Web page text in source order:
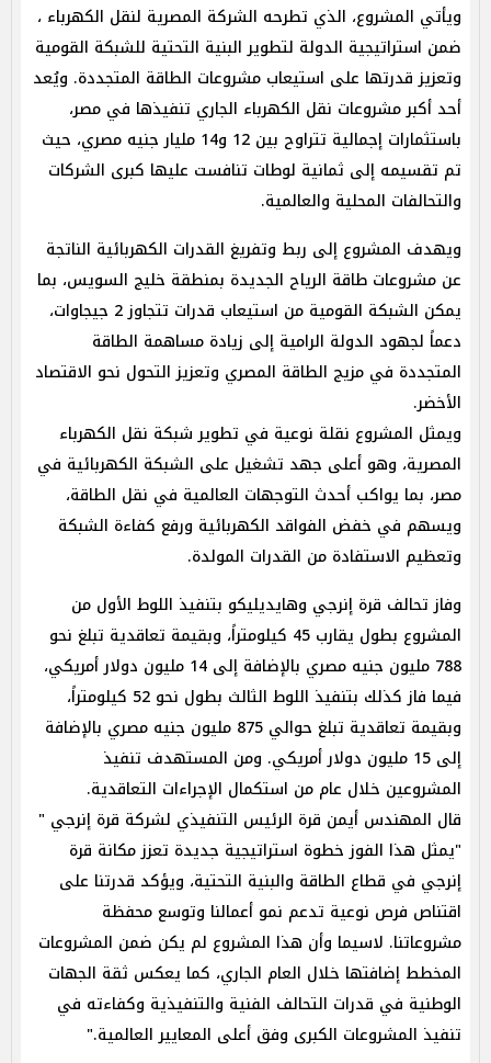
ويأتي المشروع، الذي تطرحه الشركة المصرية لنقل الكهرباء ،
ضمن استراتيجية الدولة لتطوير البنية التحتية للشبكة القومية
وتعزيز قدرتها على استيعاب مشروعات الطاقة المتجددة. ويُعد
أحد أكبر مشروعات نقل الكهرباء الجاري تنفيذها في مصر،
باستثمارات إجمالية تتراوح بين 12 و14 مليار جنيه مصري، حيث
تم تقسيمه إلى ثمانية لوطات تنافست عليها كبرى الشركات
والتحالفات المحلية والعالمية.
ويهدف المشروع إلى ربط وتفريغ القدرات الكهربائية الناتجة
عن مشروعات طاقة الرياح الجديدة بمنطقة خليج السويس، بما
يمكن الشبكة القومية من استيعاب قدرات تتجاوز 2 جيجاوات،
دعماً لجهود الدولة الرامية إلى زيادة مساهمة الطاقة
المتجددة في مزيج الطاقة المصري وتعزيز التحول نحو الاقتصاد
الأخضر.
ويمثل المشروع نقلة نوعية في تطوير شبكة نقل الكهرباء
المصرية، وهو أعلى جهد تشغيل على الشبكة الكهربائية في
مصر، بما يواكب أحدث التوجهات العالمية في نقل الطاقة،
ويسهم في خفض الفواقد الكهربائية ورفع كفاءة الشبكة
وتعظيم الاستفادة من القدرات المولدة.
وفاز تحالف قرة إنرجي وهايديليكو بتنفيذ اللوط الأول من
المشروع بطول يقارب 45 كيلومتراً، وبقيمة تعاقدية تبلغ نحو
788 مليون جنيه مصري بالإضافة إلى 14 مليون دولار أمريكي،
فيما فاز كذلك بتنفيذ اللوط الثالث بطول نحو 52 كيلومتراً،
وبقيمة تعاقدية تبلغ حوالي 875 مليون جنيه مصري بالإضافة
إلى 15 مليون دولار أمريكي. ومن المستهدف تنفيذ
المشروعين خلال عام من استكمال الإجراءات التعاقدية.
قال المهندس أيمن قرة الرئيس التنفيذي لشركة قرة إنرجي "
"يمثل هذا الفوز خطوة استراتيجية جديدة تعزز مكانة قرة
إنرجي في قطاع الطاقة والبنية التحتية، ويؤكد قدرتنا على
اقتناص فرص نوعية تدعم نمو أعمالنا وتوسع محفظة
مشروعاتنا. لاسيما وأن هذا المشروع لم يكن ضمن المشروعات
المخطط إضافتها خلال العام الجاري، كما يعكس ثقة الجهات
الوطنية في قدرات التحالف الفنية والتنفيذية وكفاءته في
تنفيذ المشروعات الكبرى وفق أعلى المعايير العالمية."